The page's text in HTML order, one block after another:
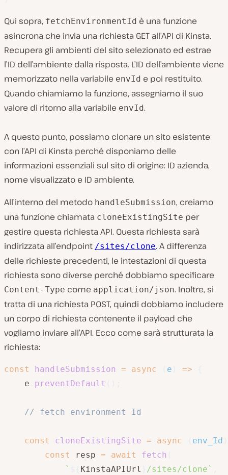
Qui sopra, fetchEnvironmentId è una funzione
asincrona che invia una richiesta GET all’API di Kinsta.
Recupera gli ambienti del sito selezionato ed estrae
l’ID dell’ambiente dalla risposta. L’ID dell’ambiente viene
memorizzato nella variabile envId e poi restituito.
Quando chiamiamo la funzione, assegniamo il suo
valore di ritorno alla variabile envId.
A questo punto, possiamo clonare un sito esistente
con l’API di Kinsta perché disponiamo delle
informazioni essenziali sul sito di origine: ID azienda,
nome visualizzato e ID ambiente.
All’interno del metodo handleSubmission, creiamo
una funzione chiamata cloneExistingSite per
gestire questa richiesta API. Questa richiesta sarà
indirizzata all’endpoint /sites/clone. A differenza
delle richieste precedenti, le intestazioni di questa
richiesta sono diverse perché dobbiamo specificare
Content-Type come application/json. Inoltre, si
tratta di una richiesta POST, quindi dobbiamo includere
un corpo di richiesta contenente il payload che
vogliamo inviare all’API. Ecco come sarà strutturata la
richiesta:
const handleSubmission = async e =>
    e
preventDefault
// fetch environment Id
const cloneExistingSite = async env_Id
const
resp = await fetch
`
KinstaAPIUrl /sites/clone`